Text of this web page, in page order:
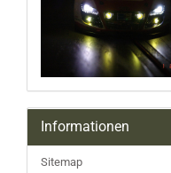
Informationen
Sitemap